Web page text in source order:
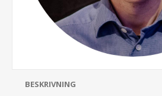
BESKRIVNING